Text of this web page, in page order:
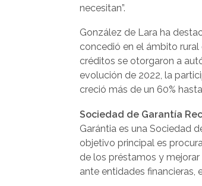
necesitan”.
González de Lara ha
concedió en el ámbito
créditos se otorgaron a
evolución de 2022, la
creció más de un 60%
Sociedad de Garantía
Garántia es una Sociedad
objetivo principal es
de los préstamos y
ante entidades financieras,